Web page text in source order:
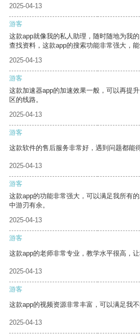
2025-04-13
游客
这款app就像我的私人助理，随时随地为我
查找资料，这款app的搜索功能非常强大，
2025-04-13
游客
这款加速器app的加速效果一般，可以再提
区的线路。
2025-04-13
游客
这款软件的售后服务非常好，遇到问题都能
2025-04-13
游客
这款app的功能非常强大，可以满足我所有
中游刃有余。
2025-04-13
游客
这款app的老师非常专业，教学水平很高，让
2025-04-13
游客
这款app的视频资源非常丰富，可以满足我不
2025-04-13